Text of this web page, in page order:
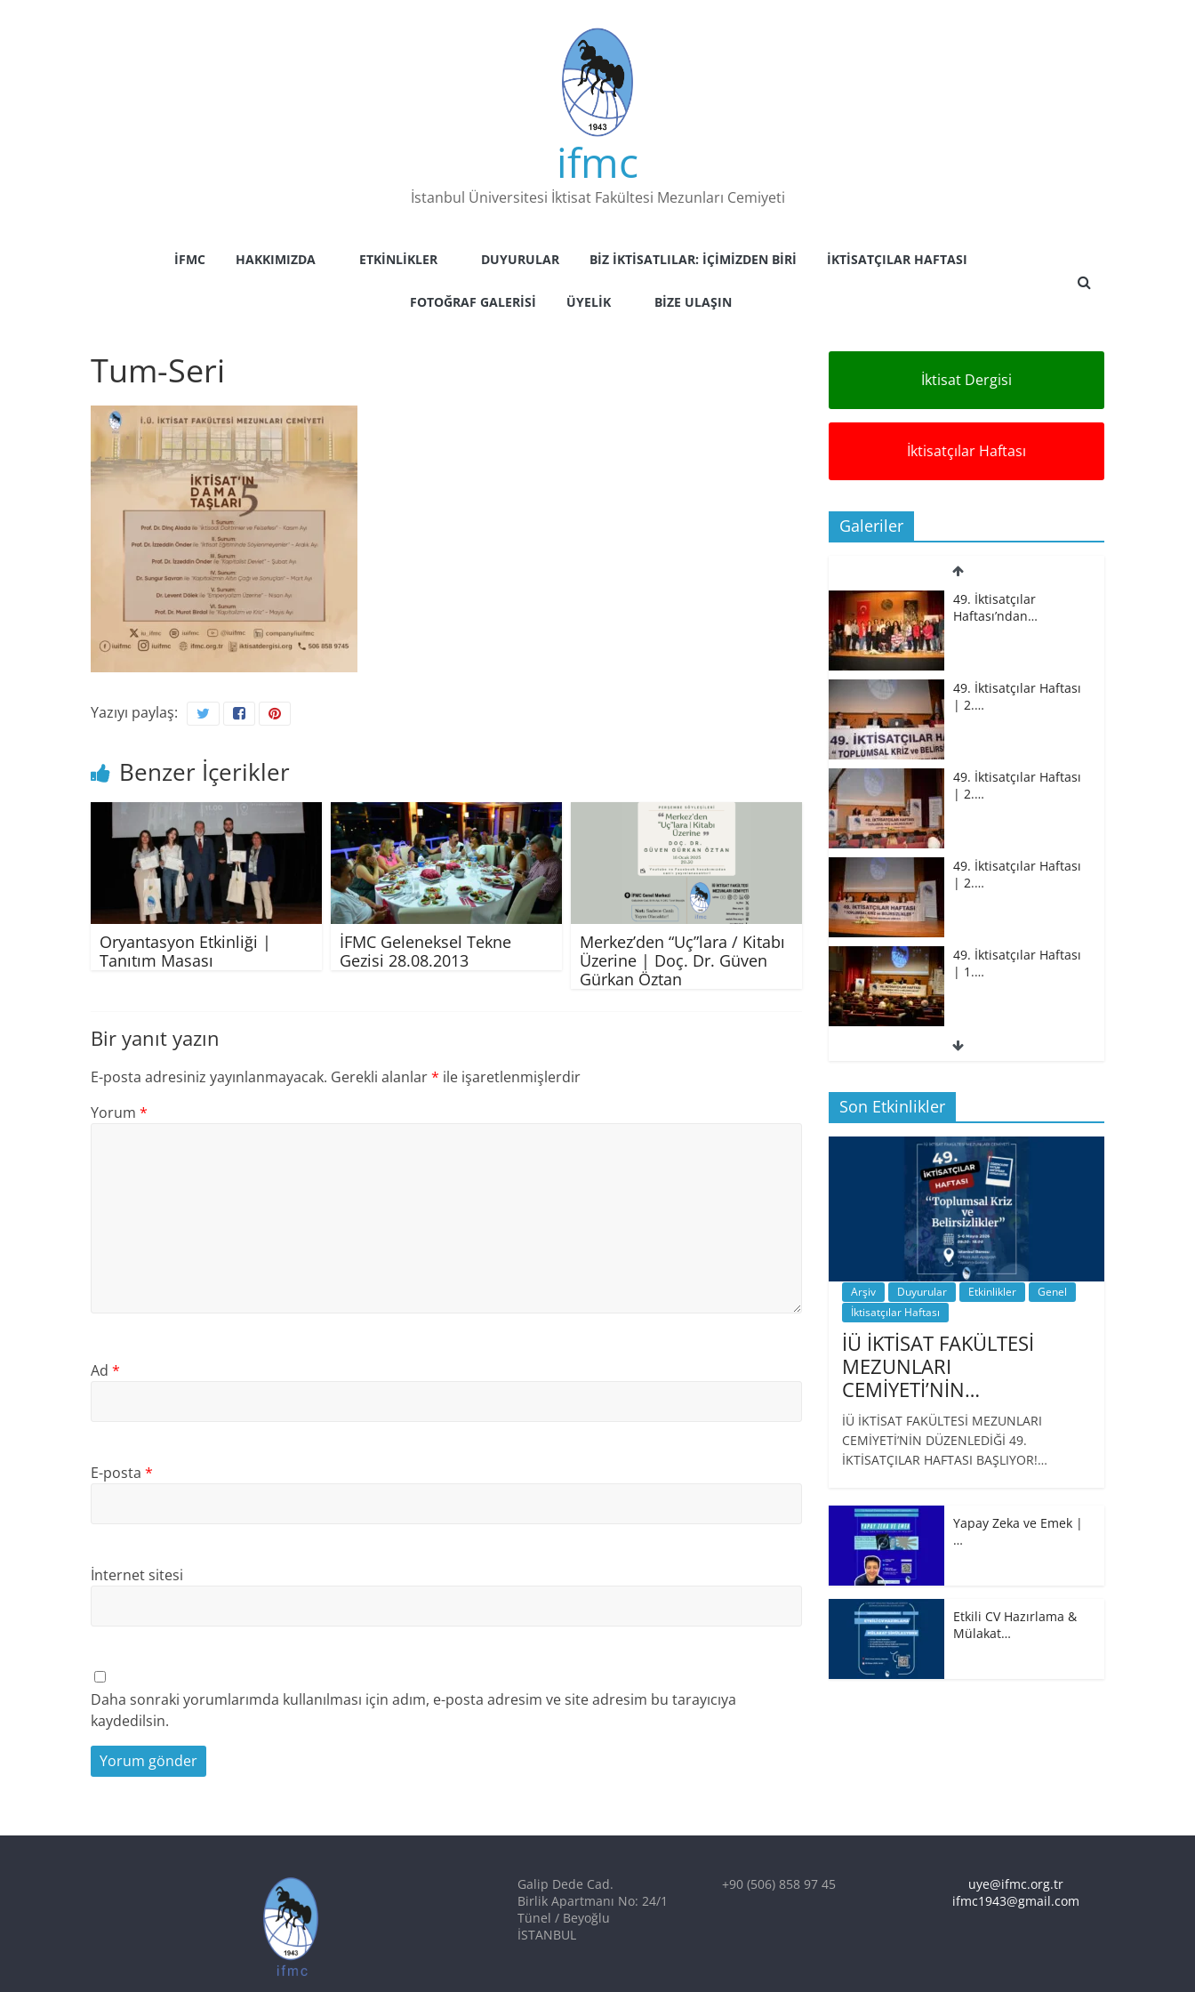
ifmc
İstanbul Üniversitesi İktisat Fakültesi Mezunları Cemiyeti
İFMC HAKKIMIZDA ETKINLIKLER DUYURULAR BIZ İKTISATLILAR: İÇIMIZDEN BIRI İKTISATÇILAR HAFTASI
FOTOĞRAF GALERISI ÜYELIK BIZE ULAŞIN
Tum-Seri
Yazıyı paylaş:
Benzer İçerikler
Oryantasyon Etkinliği |
Tanıtım Masası
İFMC Geleneksel Tekne
Gezisi 28.08.2013
Merkez’den “Uç”lara / Kitabı
Üzerine | Doç. Dr. Güven
Gürkan Öztan
Bir yanıt yazın
E-posta adresiniz yayınlanmayacak. Gerekli alanlar* ile işaretlenmişlerdir
Yorum *
Ad *
E-posta *
İnternet sitesi
Daha sonraki yorumlarımda kullanılması için adım, e-posta adresim ve site adresim bu tarayıcıya
kaydedilsin.
İktisat Dergisi
İktisatçılar Haftası
Galeriler
49. İktisatçılar
Haftası’ndan…
49. İktisatçılar Haftası
| 2.…
49. İktisatçılar Haftası
| 2.…
49. İktisatçılar Haftası
| 2.…
49. İktisatçılar Haftası
| 1.…
49. İktisatçılar Haftası
BİZ İKTİSATLILAR:
İÇİMİZDEN BİRİ PROF.…
Son Etkinlikler
Arşiv Duyurular Etkinlikler
Genel
İktisatçılar Haftası
İÜ İKTİSAT FAKÜLTESİ
MEZUNLARI
CEMİYETİ’NİN…
İÜ İKTİSAT FAKÜLTESİ MEZUNLARI
CEMİYETİ’NİN DÜZENLEDİĞİ 49.
İKTİSATÇILAR HAFTASI BAŞLIYOR!…
Yapay Zeka ve Emek |
…
Etkili CV Hazırlama &
Mülakat…
Galip Dede Cad.
Birlik Apartmanı No: 24/1
Tünel / Beyoğlu
İSTANBUL
+90 (506) 858 97 45
uye@ifmc.org.tr
ifmc1943@gmail.com